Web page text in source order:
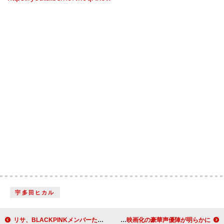
宇多田ヒカル
リサ、BLACKPINKメンバーたちとスタジオ入りしていたと明かす ポール・マッカートニー、絵本『あの雲のむこうに』映画化の豪華声優陣が明らかに